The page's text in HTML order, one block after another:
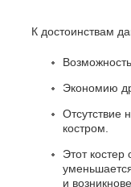
К достоинствам
Экономию
Отсутствие
костром.
Этот костер
и